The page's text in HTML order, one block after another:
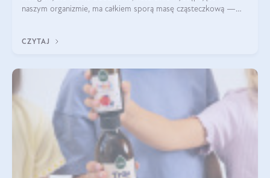
naszym organizmie, ma całkiem sporą masę cząsteczkową —
bardziej biodostępny
CZYTAJ